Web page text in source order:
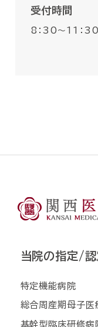
受付時間
8：30〜11：30
当院の指定/
特定機能病院
総合周産期母子医
基幹型臨床研修病